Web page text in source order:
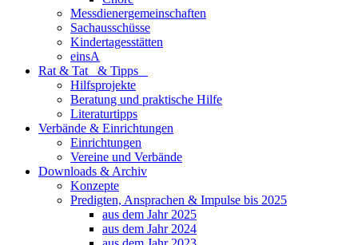
Messdienergemeinschaften
Sachausschüsse
Kindertagesstätten
einsA
Rat & Tat & Tipps
Hilfsprojekte
Beratung und praktische Hilfe
Literaturtipps
Verbände & Einrichtungen
Einrichtungen
Vereine und Verbände
Downloads & Archiv
Konzepte
Predigten, Ansprachen & Impulse bis 2025
aus dem Jahr 2025
aus dem Jahr 2024